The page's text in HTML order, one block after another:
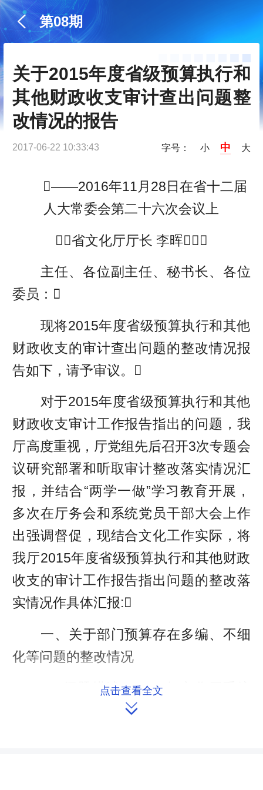
第08期
关于2015年度省级预算执行和
其他财政收支审计查出问题整
改情况的报告
2017-06-22 10:33:43 字号： 小 中 大
——2016年11月28日在省十二届
人大常委会第二十六次会议上
省文化厅厅长 李晖
主任、各位副主任、秘书长、各位
委员：
现将2015年度省级预算执行和其他
财政收支的审计查出问题的整改情况报
告如下，请予审议。
对于2015年度省级预算执行和其他
财政收支审计工作报告指出的问题，我
厅高度重视，厅党组先后召开3次专题会
议研究部署和听取审计整改落实情况汇
报，并结合“两学一做”学习教育开展，
多次在厅务会和系统党员干部大会上作
出强调督促，现结合文化工作实际，将
我厅2015年度省级预算执行和其他财政
收支的审计工作报告指出问题的整改落
实情况作具体汇报:
一、关于部门预算存在多编、不细
化等问题的整改情况
1、问题描述：2015年文化厅系统
财务年初预算3956.32万元，对市县专
点击查看全文
